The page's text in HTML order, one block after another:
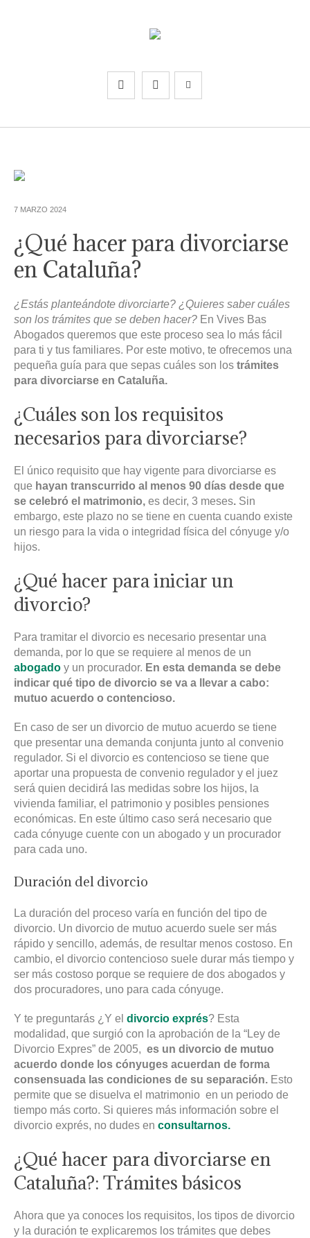
7 MARZO 2024
¿Qué hacer para divorciarse
en Cataluña?
¿Estás planteándote divorciarte? ¿Quieres saber cuáles
son los trámites que se deben hacer? En Vives Bas
Abogados queremos que este proceso sea lo más fácil
para ti y tus familiares. Por este motivo, te ofrecemos una
pequeña guía para que sepas cuáles son los trámites
para divorciarse en Cataluña.
¿Cuáles son los requisitos
necesarios para divorciarse?
El único requisito que hay vigente para divorciarse es
que hayan transcurrido al menos 90 días desde que
se celebró el matrimonio, es decir, 3 meses. Sin
embargo, este plazo no se tiene en cuenta cuando existe
un riesgo para la vida o integridad física del cónyuge y/o
hijos.
¿Qué hacer para iniciar un
divorcio?
Para tramitar el divorcio es necesario presentar una
demanda, por lo que se requiere al menos de un
abogado y un procurador. En esta demanda se debe
indicar qué tipo de divorcio se va a llevar a cabo:
mutuo acuerdo o contencioso.
En caso de ser un divorcio de mutuo acuerdo se tiene
que presentar una demanda conjunta junto al convenio
regulador. Si el divorcio es contencioso se tiene que
aportar una propuesta de convenio regulador y el juez
será quien decidirá las medidas sobre los hijos, la
vivienda familiar, el patrimonio y posibles pensiones
económicas. En este último caso será necesario que
cada cónyuge cuente con un abogado y un procurador
para cada uno.
Duración del divorcio
La duración del proceso varía en función del tipo de
divorcio. Un divorcio de mutuo acuerdo suele ser más
rápido y sencillo, además, de resultar menos costoso. En
cambio, el divorcio contencioso suele durar más tiempo y
ser más costoso porque se requiere de dos abogados y
dos procuradores, uno para cada cónyuge.
Y te preguntarás ¿Y el divorcio exprés? Esta
modalidad, que surgió con la aprobación de la “Ley de
Divorcio Expres” de 2005, es un divorcio de mutuo
acuerdo donde los cónyuges acuerdan de forma
consensuada las condiciones de su separación. Esto
permite que se disuelva el matrimonio en un periodo de
tiempo más corto. Si quieres más información sobre el
divorcio exprés, no dudes en consultarnos.
¿Qué hacer para divorciarse en
Cataluña?: Trámites básicos
Ahora que ya conoces los requisitos, los tipos de divorcio
y la duración te explicaremos los trámites que debes